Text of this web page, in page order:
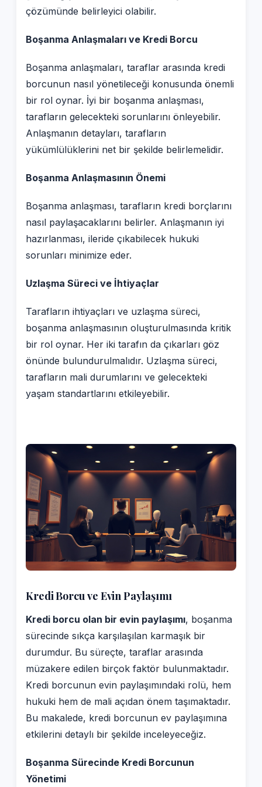
çözümünde belirleyici olabilir.
Boşanma Anlaşmaları ve Kredi Borcu
Boşanma anlaşmaları, taraflar arasında kredi
borcunun nasıl yönetileceği konusunda önemli
bir rol oynar. İyi bir boşanma anlaşması,
tarafların gelecekteki sorunlarını önleyebilir.
Anlaşmanın detayları, tarafların
yükümlülüklerini net bir şekilde belirlemelidir.
Boşanma Anlaşmasının Önemi
Boşanma anlaşması, tarafların kredi borçlarını
nasıl paylaşacaklarını belirler. Anlaşmanın iyi
hazırlanması, ileride çıkabilecek hukuki
sorunları minimize eder.
Uzlaşma Süreci ve İhtiyaçlar
Tarafların ihtiyaçları ve uzlaşma süreci,
boşanma anlaşmasının oluşturulmasında kritik
bir rol oynar. Her iki tarafın da çıkarları göz
önünde bulundurulmalıdır. Uzlaşma süreci,
tarafların mali durumlarını ve gelecekteki
yaşam standartlarını etkileyebilir.
Kredi Borcu ve Evin Paylaşımı
Kredi borcu olan bir evin paylaşımı, boşanma
sürecinde sıkça karşılaşılan karmaşık bir
durumdur. Bu süreçte, taraflar arasında
müzakere edilen birçok faktör bulunmaktadır.
Kredi borcunun evin paylaşımındaki rolü, hem
hukuki hem de mali açıdan önem taşımaktadır.
Bu makalede, kredi borcunun ev paylaşımına
etkilerini detaylı bir şekilde inceleyeceğiz.
Boşanma Sürecinde Kredi Borcunun
Yönetimi